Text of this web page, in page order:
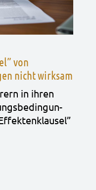
von
nicht wirksam
in ihren